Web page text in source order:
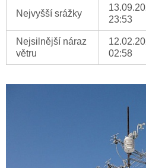
Nejvyšší srážky
23:53
Nejsilnější náraz
větru
02:58